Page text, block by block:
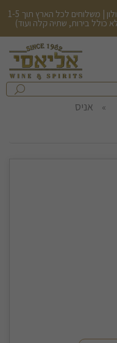
משלוחים מהיום להיום בת"א/רמ"ג/גבעתיים/חולון | משלוחים לכל הארץ תוך 1-5
אניס